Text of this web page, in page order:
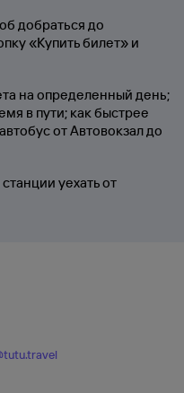
добраться до
«Купить билет» и
на определенный день;
в пути; как быстрее
от Автовокзал до
уехать от